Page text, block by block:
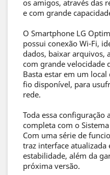
os amigos, através das
e com grande
O Smartphone LG
possui conexão Wi-Fi,
dados, baixar arquivos,
com grande velocidade
Basta estar em um
fio disponível, para
rede.
Toda essa configuração
completa com o
Com uma série de
traz interface
estabilidade, além da
próxima versão.